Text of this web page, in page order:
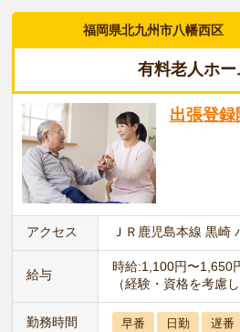
福岡県北九州市八幡西区
有料老人ホー
出張登
アクセス ＪＲ鹿児島本線 黒崎
給与
時給:1,100円〜1,650
（経験・資格を考慮し
勤務時間 早番 日勤 遅番